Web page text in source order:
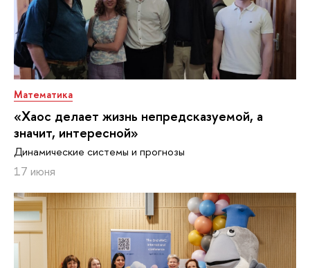
Математика
«Хаос делает жизнь непредсказуемой, а
значит, интересной»
Динамические системы и прогнозы
17 июня